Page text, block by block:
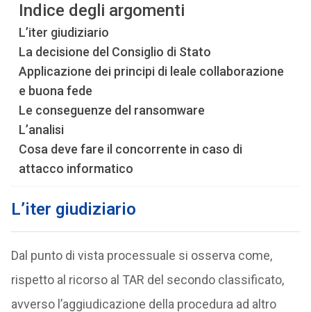
Indice degli argomenti
L’iter giudiziario
La decisione del Consiglio di Stato
Applicazione dei principi di leale collaborazione
e buona fede
Le conseguenze del ransomware
L’analisi
Cosa deve fare il concorrente in caso di
attacco informatico
L’iter giudiziario
Dal punto di vista processuale si osserva come,
rispetto al ricorso al TAR del secondo classificato,
avverso l’aggiudicazione della procedura ad altro